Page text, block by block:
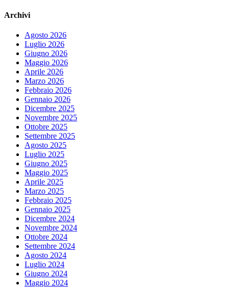
Archivi
Agosto 2026
Luglio 2026
Giugno 2026
Maggio 2026
Aprile 2026
Marzo 2026
Febbraio 2026
Gennaio 2026
Dicembre 2025
Novembre 2025
Ottobre 2025
Settembre 2025
Agosto 2025
Luglio 2025
Giugno 2025
Maggio 2025
Aprile 2025
Marzo 2025
Febbraio 2025
Gennaio 2025
Dicembre 2024
Novembre 2024
Ottobre 2024
Settembre 2024
Agosto 2024
Luglio 2024
Giugno 2024
Maggio 2024